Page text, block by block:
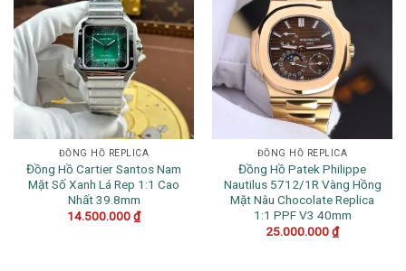
ĐỒNG HỒ REPLICA
Đồng Hồ Cartier Santos Nam
Mặt Số Xanh Lá Rep 1:1 Cao
Nhất 39.8mm
14.500.000₫
ĐỒNG HỒ REPLICA
Đồng Hồ Patek Philippe
Nautilus 5712/1R Vàng Hồng
Mặt Nâu Chocolate Replica
1:1 PPF V3 40mm
25.000.000₫